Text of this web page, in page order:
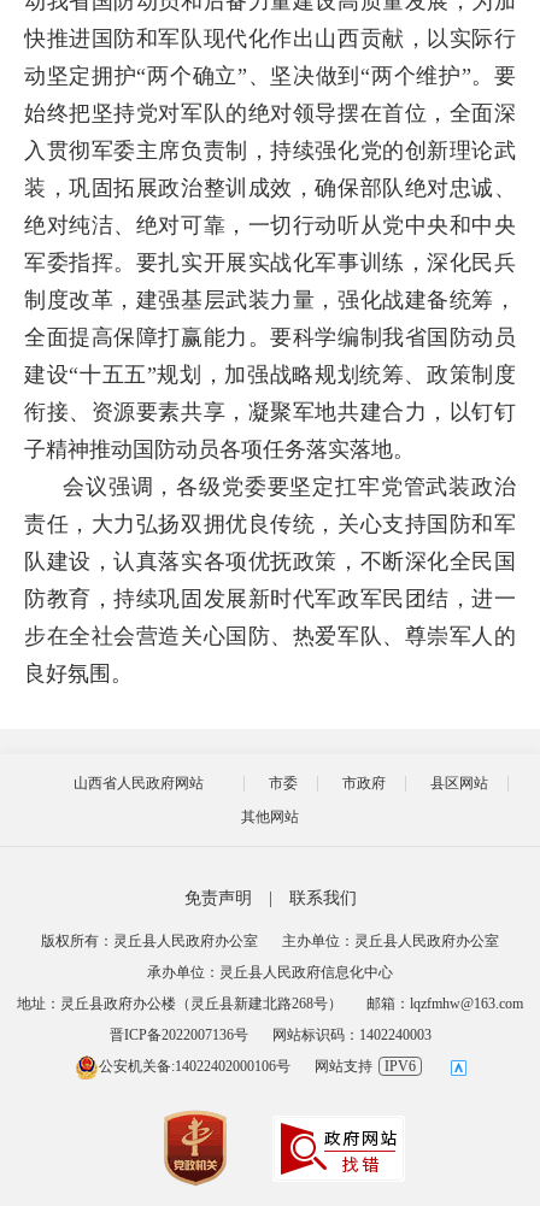
快推进国防和军队现代化作出山西贡献，以实际行
动坚定拥护“两个确立”、坚决做到“两个维护”。要
始终把坚持党对军队的绝对领导摆在首位，全面深
入贯彻军委主席负责制，持续强化党的创新理论武
装，巩固拓展政治整训成效，确保部队绝对忠诚、
绝对纯洁、绝对可靠，一切行动听从党中央和中央
军委指挥。要扎实开展实战化军事训练，深化民兵
制度改革，建强基层武装力量，强化战建备统筹，
全面提高保障打赢能力。要科学编制我省国防动员
建设“十五五”规划，加强战略规划统筹、政策制度
衔接、资源要素共享，凝聚军地共建合力，以钉钉
子精神推动国防动员各项任务落实落地。
会议强调，各级党委要坚定扛牢党管武装政治
责任，大力弘扬双拥优良传统，关心支持国防和军
队建设，认真落实各项优抚政策，不断深化全民国
防教育，持续巩固发展新时代军政军民团结，进一
步在全社会营造关心国防、热爱军队、尊崇军人的
良好氛围。
山西省人民政府网站 市委 市政府
县区网站
其他网站
免责声明 联系我们
版权所有：灵丘县人民政府办公室
主办单位：灵丘县人民政府办公室
承办单位：灵丘县人民政府信息化中心
地址：灵丘县政府办公楼（灵丘县新建北路268号）
邮箱：lqzfmhw@163.com
晋ICP备2022007136号
网站标识码：1402240003
公安机关备:14022402000106号
网站支持 IPV6